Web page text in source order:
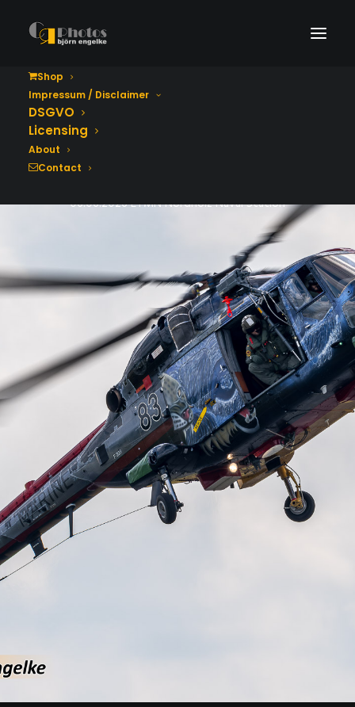
Shop
Impressum / Disclaimer
DSGVO
Licensing
About
Contact
Tag der Bundeswehr
06.06.2026 ETMN Nordholz Naval Station